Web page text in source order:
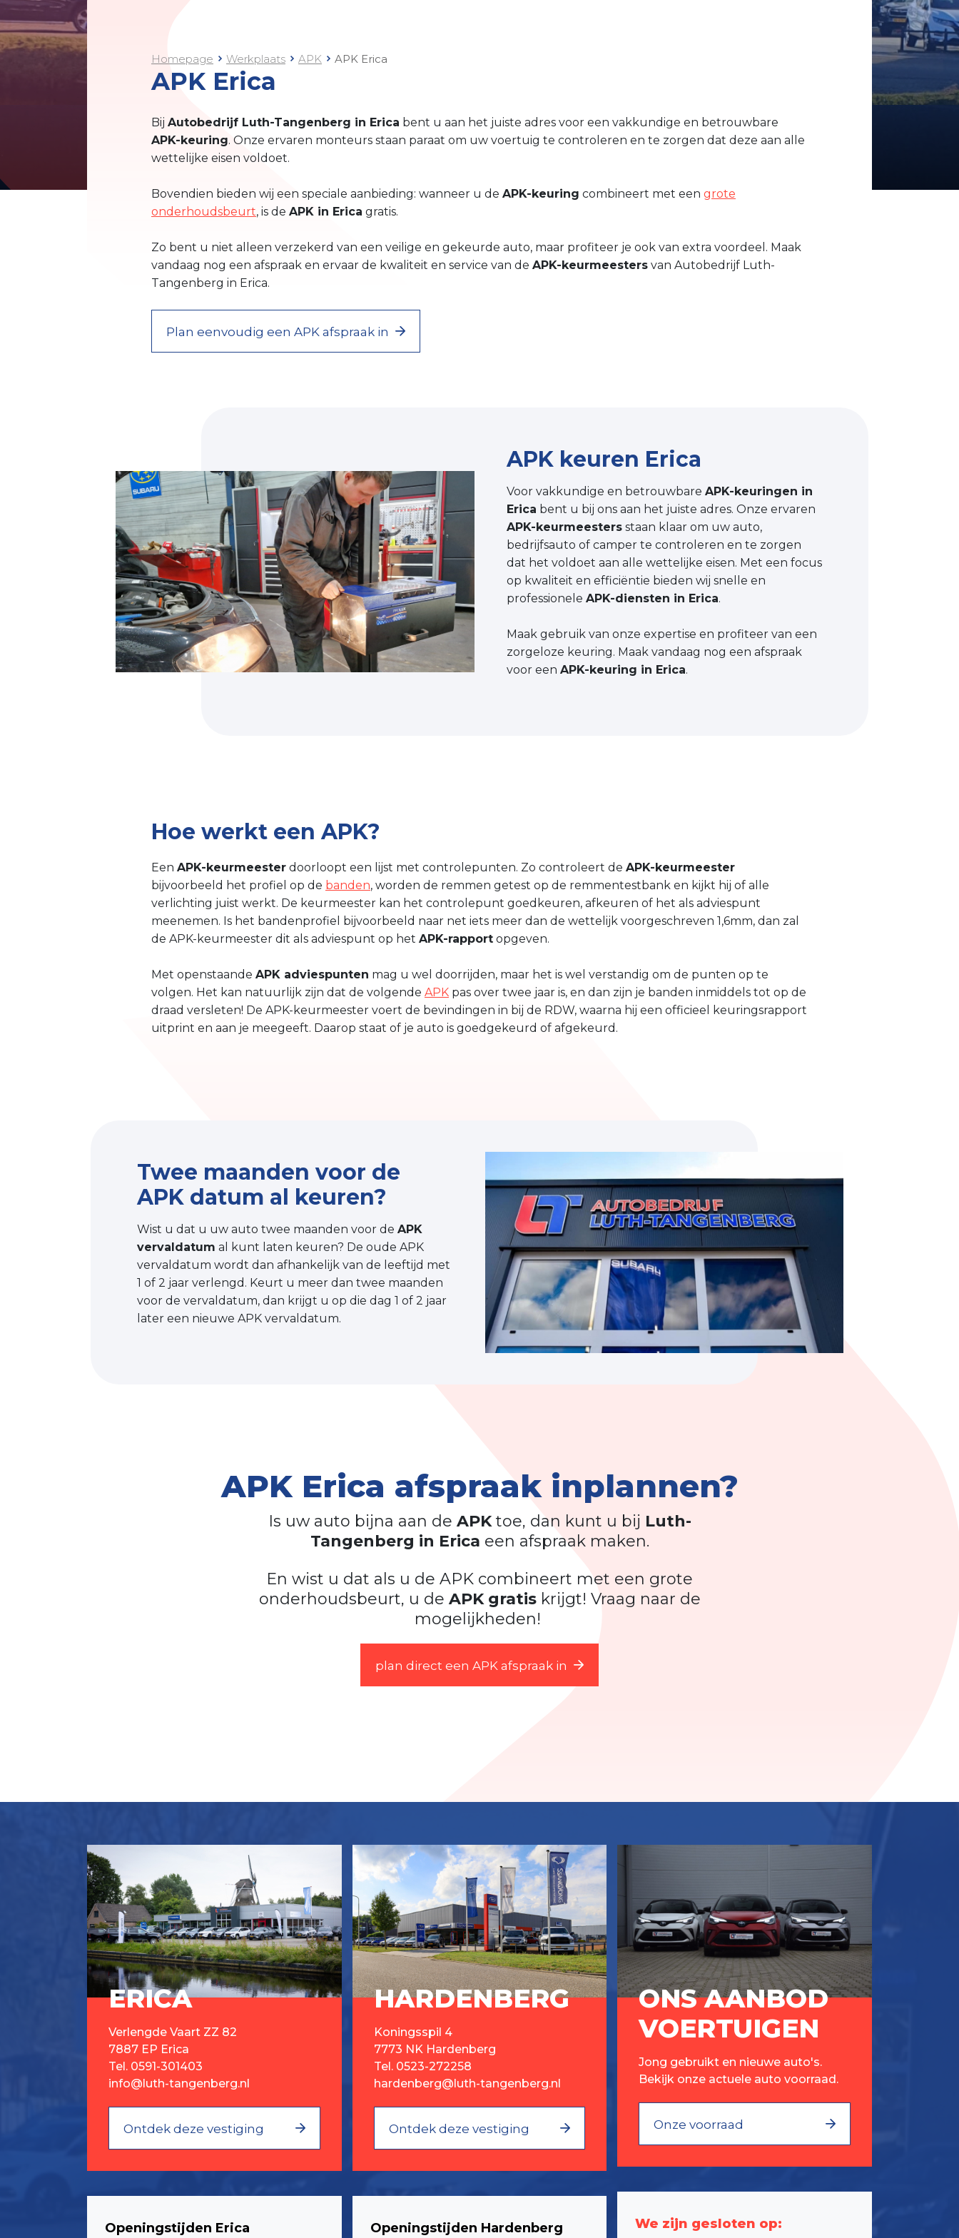
Homepage Werkplaats APK APK Erica
APK Erica
Bij Autobedrijf Luth-Tangenberg in Erica bent u aan het juiste adres voor een vakkundige en betrouwbare
APK-keuring. Onze ervaren monteurs staan paraat om uw voertuig te controleren en te zorgen dat deze aan alle
wettelijke eisen voldoet.
Bovendien bieden wij een speciale aanbieding: wanneer u de APK-keuring combineert met een grote
onderhoudsbeurt, is de APK in Erica gratis.
Zo bent u niet alleen verzekerd van een veilige en gekeurde auto, maar profiteer je ook van extra voordeel. Maak
vandaag nog een afspraak en ervaar de kwaliteit en service van de APK-keurmeesters van Autobedrijf Luth-
Tangenberg in Erica.
Plan eenvoudig een APK afspraak in
APK keuren Erica
Voor vakkundige en betrouwbare APK-keuringen in
Erica bent u bij ons aan het juiste adres. Onze ervaren
APK-keurmeestersstaan klaar om uw auto,
bedrijfsauto of camper te controleren en te zorgen
dat het voldoet aan alle wettelijke eisen. Met een focus
op kwaliteit en efficiëntie bieden wij snelle en
professionele APK-diensten in Erica.
Maak gebruik van onze expertise en profiteer van een
zorgeloze keuring. Maak vandaag nog een afspraak
voor een APK-keuring in Erica.
Hoe werkt een APK?
Een APK-keurmeester doorloopt een lijst met controlepunten. Zo controleert de APK-keurmeester
bijvoorbeeld het profiel op de banden, worden de remmen getest op de remmentestbank en kijkt hij of alle
verlichting juist werkt. De keurmeester kan het controlepunt goedkeuren, afkeuren of het als adviespunt
meenemen. Is het bandenprofiel bijvoorbeeld naar net iets meer dan de wettelijk voorgeschreven 1,6mm, dan zal
de APK-keurmeester dit als adviespunt op het APK-rapport opgeven.
Met openstaande APK adviespunten mag u wel doorrijden, maar het is wel verstandig om de punten op te
volgen. Het kan natuurlijk zijn dat de volgende APK pas over twee jaar is, en dan zijn je banden inmiddels tot op de
draad versleten! De APK-keurmeester voert de bevindingen in bij de RDW, waarna hij een officieel keuringsrapport
uitprint en aan je meegeeft. Daarop staat of je auto is goedgekeurd of afgekeurd.
Twee maanden voor de
APK datum al keuren?
Wist u dat u uw auto twee maanden voor de APK
vervaldatum al kunt laten keuren? De oude APK
vervaldatum wordt dan afhankelijk van de leeftijd met
1 of 2 jaar verlengd. Keurt u meer dan twee maanden
voor de vervaldatum, dan krijgt u op die dag 1 of 2 jaar
later een nieuwe APK vervaldatum.
APK Erica afspraak inplannen?
Is uw auto bijna aan de APKtoe, dan kunt u bij Luth-
Tangenberg in Erica een afspraak maken.
En wist u dat als u de APK combineert met een grote
onderhoudsbeurt, u de APK gratiskrijgt! Vraag naar de
mogelijkheden!
plan direct een APK afspraak in
ERICA
Verlengde Vaart ZZ 82
7887 EP Erica
Tel. 0591-301403
info@luth-tangenberg.nl
Ontdek deze vestiging
Openingstijden Erica
HARDENBERG
Koningsspil 4
7773 NK Hardenberg
Tel. 0523-272258
hardenberg@luth-tangenberg.nl
Ontdek deze vestiging
Openingstijden Hardenberg
ONS AANBOD
VOERTUIGEN
Jong gebruikt en nieuwe auto's.
Bekijk onze actuele auto voorraad.
Onze voorraad
We zijn gesloten op: